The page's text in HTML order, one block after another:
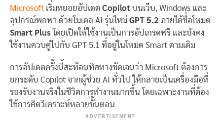
Microsoft เริ่มทยอยอัปเดต Copilot บนเว็บ, Windows และ
อุปกรณ์พกพา ด้วยโมเดล AI รุ่นใหม่ GPT 5.2 ภายใต้ชื่อโหมด
Smart Plus โดยเปิดให้ใช้งานเป็นการอัปเกรดฟรี และยังคง
ใช้งานควบคู่ไปกับ GPT 5.1 ที่อยู่ในโหมด Smart ตามเดิม
การอัปเดตครั้งนี้สะท้อนทิศทางชัดเจนว่า Microsoft ต้องการ
ยกระดับ Copilot จากผู้ช่วย AI ทั่วไป ให้กลายเป็นเครื่องมือที่
รองรับงานจริงในชีวิตการทำงานมากขึ้น โดยเฉพาะงานที่ต้อง
ใช้การคิดวิเคราะห์หลายขั้นตอน
ADVERTISEMENT